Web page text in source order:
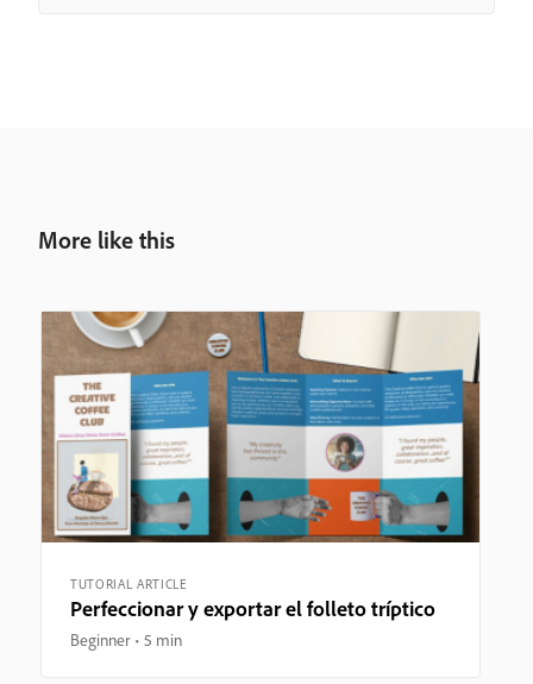
More like this
TUTORIAL ARTICLE
Perfeccionar y exportar el folleto tríptico
Beginner 5 min